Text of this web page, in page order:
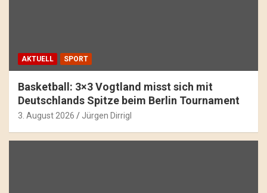
AKTUELL SPORT
Basketball: 3×3 Vogtland misst sich mit
Deutschlands Spitze beim Berlin Tournament
3. August 2026 Jürgen Dirrigl